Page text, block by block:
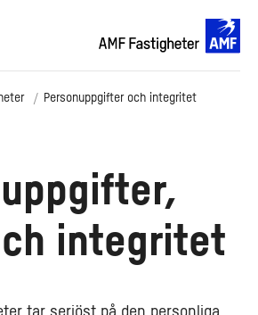
Personuppgifter och integritet
integritet